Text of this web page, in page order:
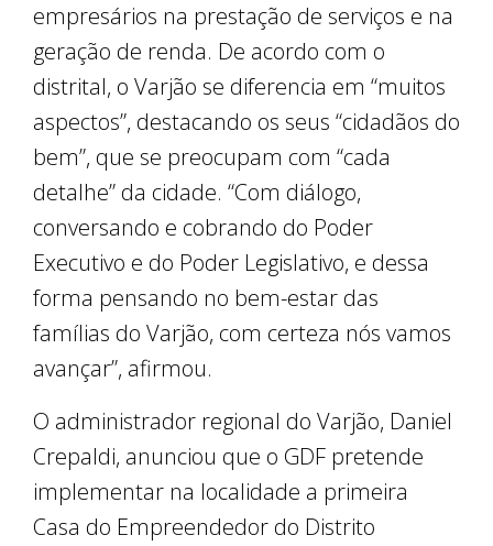
empresários na prestação de serviços e na
geração de renda. De acordo com o
distrital, o Varjão se diferencia em “muitos
aspectos”, destacando os seus “cidadãos do
bem”, que se preocupam com “cada
detalhe” da cidade. “Com diálogo,
conversando e cobrando do Poder
Executivo e do Poder Legislativo, e dessa
forma pensando no bem-estar das
famílias do Varjão, com certeza nós vamos
avançar”, afirmou.
O administrador regional do Varjão, Daniel
Crepaldi, anunciou que o GDF pretende
implementar na localidade a primeira
Casa do Empreendedor do Distrito